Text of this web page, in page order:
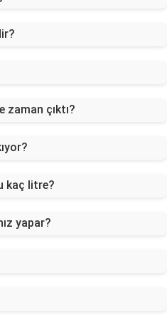
zaman çıktı?
kaç litre?
yapar?